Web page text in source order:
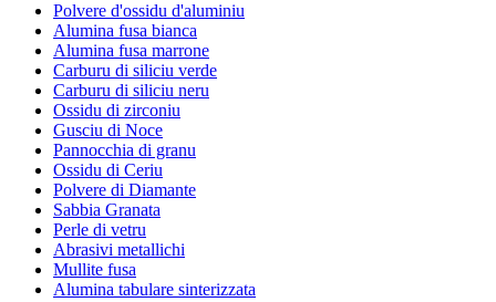
Polvere d'ossidu d'aluminiu
Alumina fusa bianca
Alumina fusa marrone
Carburu di siliciu verde
Carburu di siliciu neru
Ossidu di zirconiu
Gusciu di Noce
Pannocchia di granu
Ossidu di Ceriu
Polvere di Diamante
Sabbia Granata
Perle di vetru
Abrasivi metallichi
Mullite fusa
Alumina tabulare sinterizzata